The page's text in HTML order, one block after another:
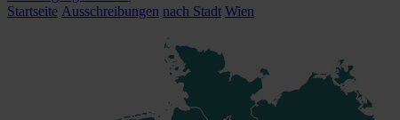
Startseite Ausschreibungen nach Stadt Wien